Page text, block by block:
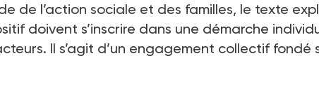
de l’action sociale et des familles, le texte
doivent s’inscrire dans une démarche
Il s’agit d’un engagement collectif fondé